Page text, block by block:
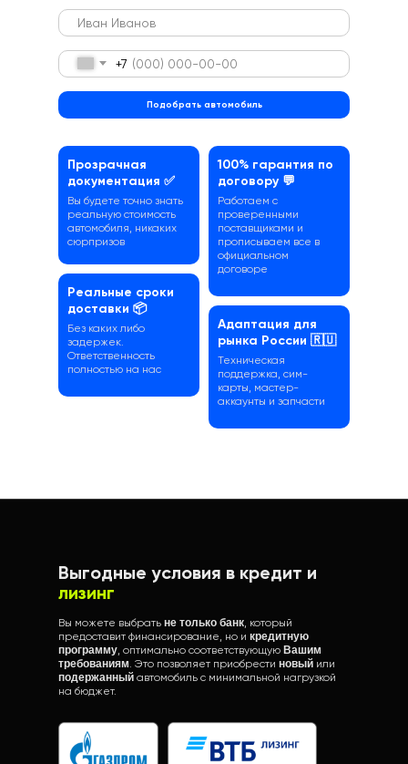
+7
Подобрать автомобиль
Прозрачная
документация ✅
Вы будете точно знать
реальную стоимость
автомобиля, никаких
сюрпризов
100% гарантия по
договору 💬
Работаем с
проверенными
поставщиками и
прописываем все в
официальном
договоре
Реальные сроки
доставки 📦
Без каких либо
задержек.
Ответственность
полностью на нас
Адаптация для
рынка России 🇷🇺
Техническая
поддержка, сим-
карты, мастер-
аккаунты и запчасти
Выгодные условия в кредит и
лизинг
Вы можете выбрать не только банк , который
предоставит финансирование, но и кредитную
программу , оптимально соответствующую Вашим
требованиям . Это позволяет приобрести новый или
подержанный автомобиль с минимальной нагрузкой
на бюджет.